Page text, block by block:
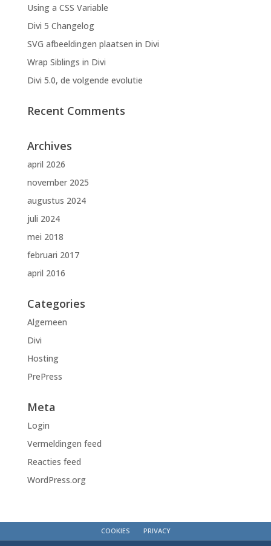
Using a CSS Variable
Divi 5 Changelog
SVG afbeeldingen plaatsen in Divi
Wrap Siblings in Divi
Divi 5.0, de volgende evolutie
Recent Comments
Archives
april 2026
november 2025
augustus 2024
juli 2024
mei 2018
februari 2017
april 2016
Categories
Algemeen
Divi
Hosting
PrePress
Meta
Login
Vermeldingen feed
Reacties feed
WordPress.org
COOKIES
PRIVACY